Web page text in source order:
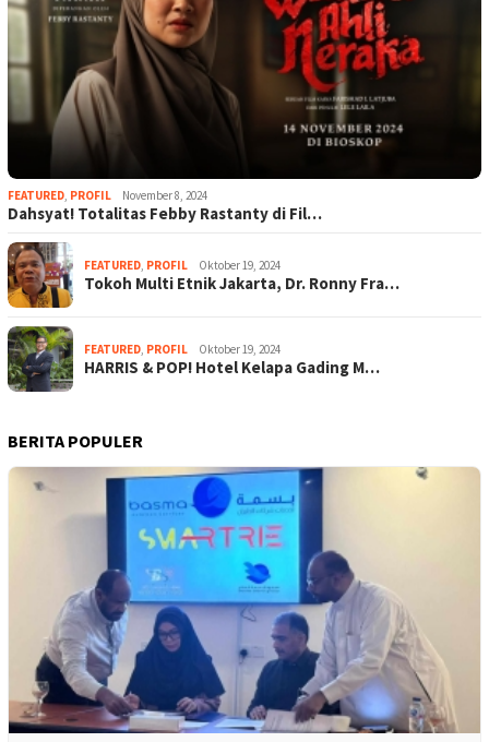
FEATURED, PROFIL November 8, 2024
Dahsyat! Totalitas Febby Rastanty di Fil…
FEATURED, PROFIL Oktober 19, 2024
Tokoh Multi Etnik Jakarta, Dr. Ronny Fra…
FEATURED, PROFIL Oktober 19, 2024
HARRIS & POP! Hotel Kelapa Gading M…
BERITA POPULER